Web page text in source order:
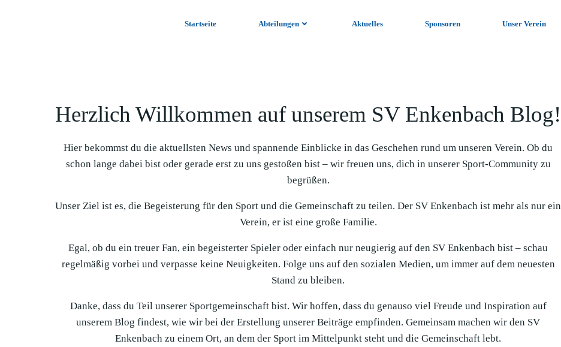
Startseite Abteilungen Aktuelles Sponsoren Unser Verein
Herzlich Willkommen auf unserem SV Enkenbach Blog!
Hier bekommst du die aktuellsten News und spannende Einblicke in das Geschehen rund um unseren Verein. Ob du
schon lange dabei bist oder gerade erst zu uns gestoßen bist – wir freuen uns, dich in unserer Sport-Community zu
begrüßen.
Unser Ziel ist es, die Begeisterung für den Sport und die Gemeinschaft zu teilen. Der SV Enkenbach ist mehr als nur ein
Verein, er ist eine große Familie.
Egal, ob du ein treuer Fan, ein begeisterter Spieler oder einfach nur neugierig auf den SV Enkenbach bist – schau
regelmäßig vorbei und verpasse keine Neuigkeiten. Folge uns auf den sozialen Medien, um immer auf dem neuesten
Stand zu bleiben.
Danke, dass du Teil unserer Sportgemeinschaft bist. Wir hoffen, dass du genauso viel Freude und Inspiration auf
unserem Blog findest, wie wir bei der Erstellung unserer Beiträge empfinden. Gemeinsam machen wir den SV
Enkenbach zu einem Ort, an dem der Sport im Mittelpunkt steht und die Gemeinschaft lebt.